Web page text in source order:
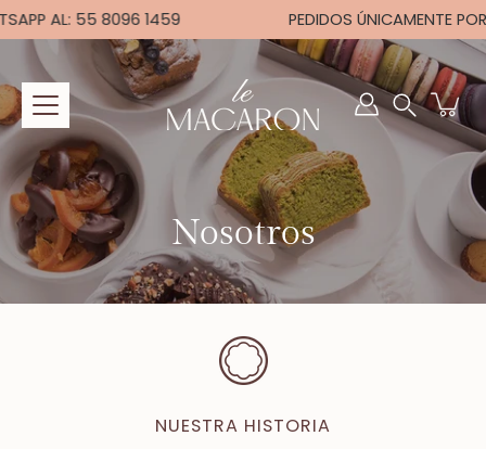
Saltar
a
sección
de
contenido
AL: 55 8096 1459 PEDIDOS ÚNICAMENTE
Buscar
en
tienda
Nosotros
NUESTRA HISTORIA